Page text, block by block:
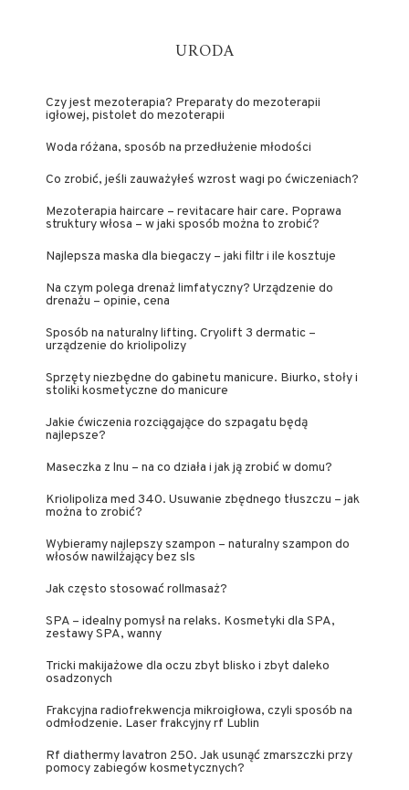
URODA
Czy jest mezoterapia? Preparaty do mezoterapii
igłowej, pistolet do mezoterapii
Woda różana, sposób na przedłużenie młodości
Co zrobić, jeśli zauważyłeś wzrost wagi po ćwiczeniach?
Mezoterapia haircare – revitacare hair care. Poprawa
struktury włosa – w jaki sposób można to zrobić?
Najlepsza maska dla biegaczy – jaki filtr i ile kosztuje
Na czym polega drenaż limfatyczny? Urządzenie do
drenażu – opinie, cena
Sposób na naturalny lifting. Cryolift 3 dermatic –
urządzenie do kriolipolizy
Sprzęty niezbędne do gabinetu manicure. Biurko, stoły i
stoliki kosmetyczne do manicure
Jakie ćwiczenia rozciągające do szpagatu będą
najlepsze?
Maseczka z lnu – na co działa i jak ją zrobić w domu?
Kriolipoliza med 340. Usuwanie zbędnego tłuszczu – jak
można to zrobić?
Wybieramy najlepszy szampon – naturalny szampon do
włosów nawilżający bez sls
Jak często stosować rollmasaż?
SPA – idealny pomysł na relaks. Kosmetyki dla SPA,
zestawy SPA, wanny
Tricki makijażowe dla oczu zbyt blisko i zbyt daleko
osadzonych
Frakcyjna radiofrekwencja mikroigłowa, czyli sposób na
odmłodzenie. Laser frakcyjny rf Lublin
Rf diathermy lavatron 250. Jak usunąć zmarszczki przy
pomocy zabiegów kosmetycznych?